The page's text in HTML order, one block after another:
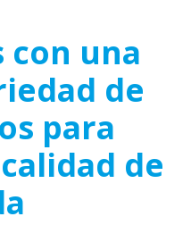
con una
de
para
de